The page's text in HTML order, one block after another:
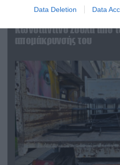
Data Deletion Data
07.08.2026 | 20:02
Κωνσταντίνο Ζούλα από
απομάκρυνσής του